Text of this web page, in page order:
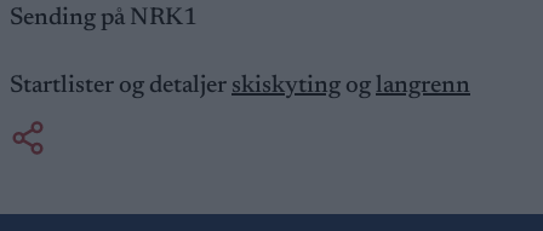
Sending på NRK1
Startlister og detaljer skiskyting og langrenn